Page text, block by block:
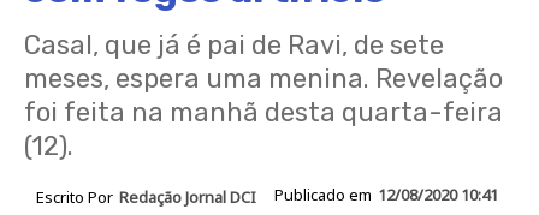
Casal, que já é pai de Ravi, de sete
meses, espera uma menina. Revelação
foi feita na manhã desta quarta-feira
(12).
Escrito Por Redação Jornal DCI Publicado em 12/08/2020 10:41